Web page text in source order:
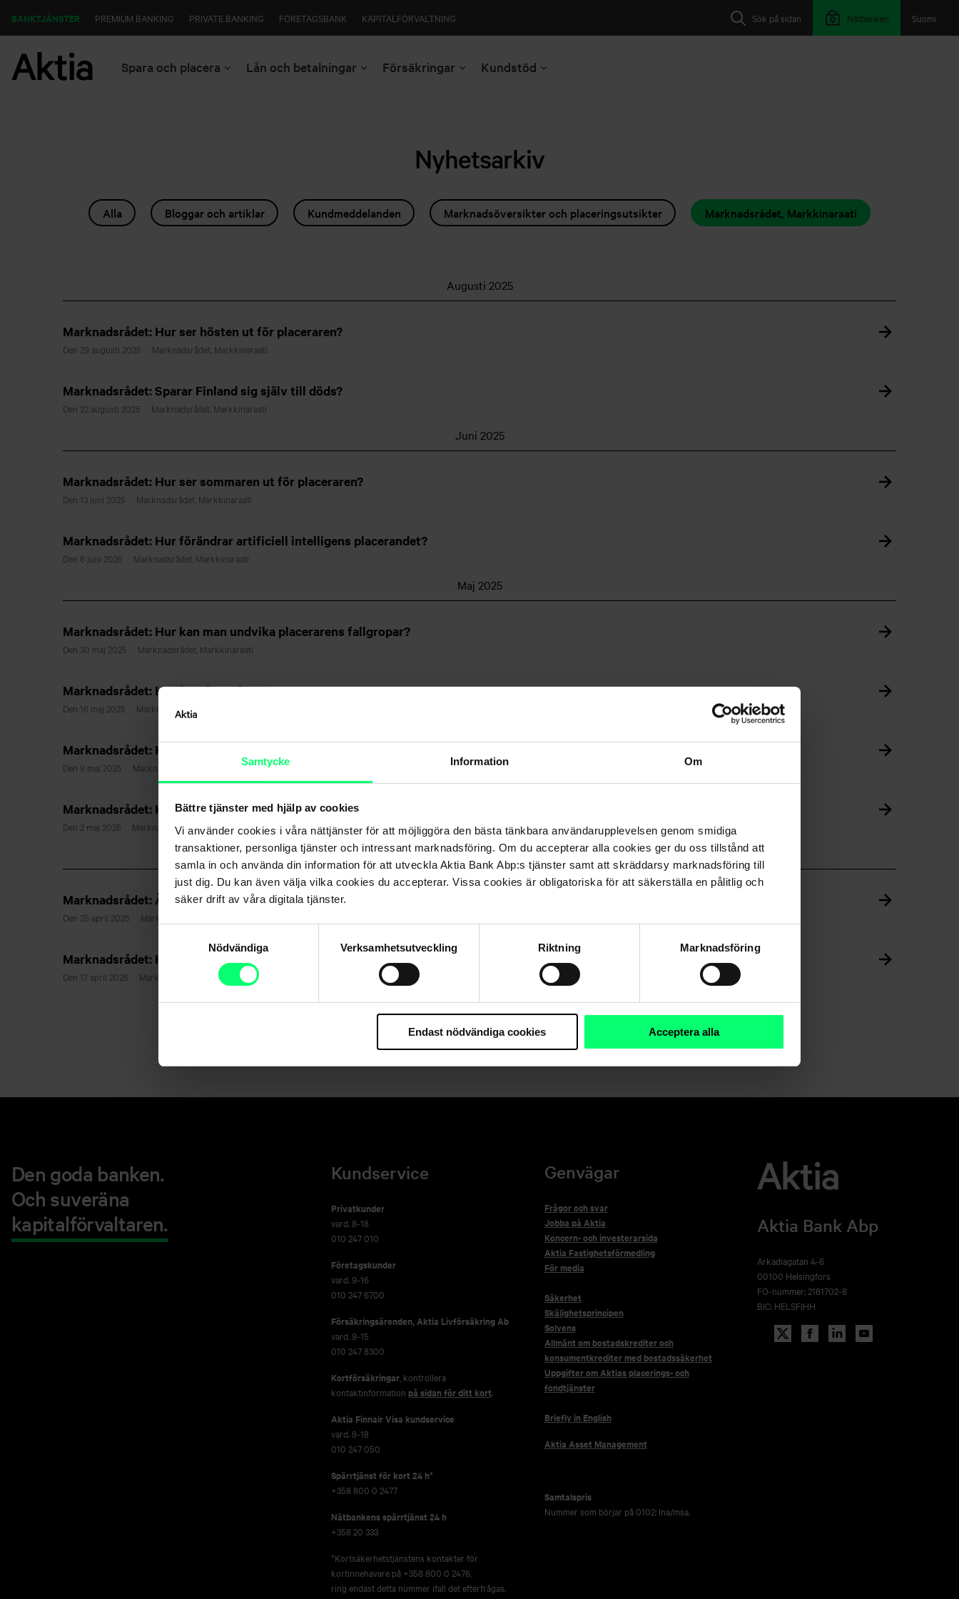
Samtycke Information Om
Bättre tjänster med hjälp av cookies
Vi använder cookies i våra nättjänster för att möjliggöra den bästa tänkbara användarupplevelsen genom smidiga
transaktioner, personliga tjänster och intressant marknadsföring. Om du accepterar alla cookies ger du oss tillstånd att
samla in och använda din information för att utveckla Aktia Bank Abp:s tjänster samt att skräddarsy marknadsföring till
just dig. Du kan även välja vilka cookies du accepterar. Vissa cookies är obligatoriska för att säkerställa en pålitlig och
säker drift av våra digitala tjänster.
Nödvändiga
Verksamhetsutveckling Riktning Marknadsföring
Endast nödvändiga cookies Acceptera alla
Suomi
Sök på sidan Nätbanken
BANKTJÄNSTER PREMIUM BANKING PRIVATE BANKING FÖRETAGSBANK KAPITALFÖRVALTNING
Spara och placera Lån och betalningar Försäkringar Kundstöd
Nyhetsarkiv
Alla Bloggar och artiklar Kundmeddelanden Marknadsöversikter och placeringsutsikter Marknadsrådet, Markkinaraati
Augusti 2025
Marknadsrådet: Hur ser hösten ut för placeraren?
Den 29 augusti 2025 Marknadsrådet, Markkinaraati
Marknadsrådet: Sparar Finland sig själv till döds?
Den 22 augusti 2025 Marknadsrådet, Markkinaraati
Juni 2025
Marknadsrådet: Hur ser sommaren ut för placeraren?
Den 13 juni 2025 Marknadsrådet, Markkinaraati
Marknadsrådet: Hur förändrar artificiell intelligens placerandet?
Den 6 juni 2025 Marknadsrådet, Markkinaraati
Maj 2025
Marknadsrådet: Hur kan man undvika placerarens fallgropar?
Den 30 maj 2025 Marknadsrådet, Markkinaraati
Marknadsrådet: Hurdant är ett bra testamente?
Den 16 maj 2025 Marknadsrådet, Markkinaraati
Marknadsrådet: Hur påverkar handelskriget resultatperioden?
Den 9 maj 2025 Marknadsrådet, Markkinaraati
Marknadsrådet: Kommer vi att se fler börsintroduktioner på Helsingforsbörsen i år?
Den 2 maj 2025 Marknadsrådet, Markkinaraati
April 2025
Marknadsrådet: Är nu rätt tid att använda skuldhävstång?
Den 25 april 2025 Marknadsrådet, Markkinaraati
Marknadsrådet: Hur står det till på bostadsmarknaden?
Den 17 april 2025 Marknadsrådet, Markkinaraati
1 2 3 4 5 6 7 8 9 10
Den goda banken.
Och suveräna
kapitalförvaltaren.
Kundservice
Privatkunder
vard. 8-18
010 247 010
Företagskunder
vard. 9-16
010 247 6700
Försäkringsärenden,Aktia Livförsäkring Ab
vard. 9-15
010 247 8300
Kortförsäkringar, kontrollera
kontaktinformation på sidan för ditt kort.
Aktia Finnair Visa kundservice
vard. 8-18
010 247 050
Spärrtjänst för kort 24 h*
+358 800 0 2477
Nätbankens spärrtjänst 24 h
+358 20 333
*Kortsäkerhetstjänstens kontakter för
kortinnehavare på +358 800 0 2476,
ring endast detta nummer ifall det efterfrågas.
Genvägar
Frågor och svar
Jobba på Aktia
Koncern- och investerarsida
Aktia Fastighetsförmedling
För media
Säkerhet
Skälighetsprincipen
Solvens
Allmänt om bostadskrediter och
konsumentkrediter med bostadssäkerhet
Uppgifter om Aktias placerings- och
fondtjänster
Briefly in English
Aktia Asset Management
Samtalspris
Nummer som börjar på 0102: lna/msa.
Aktia Bank Abp
Arkadiagatan 4-6
00100 Helsingfors
FO-nummer: 2181702-8
BIC: HELSFIHH